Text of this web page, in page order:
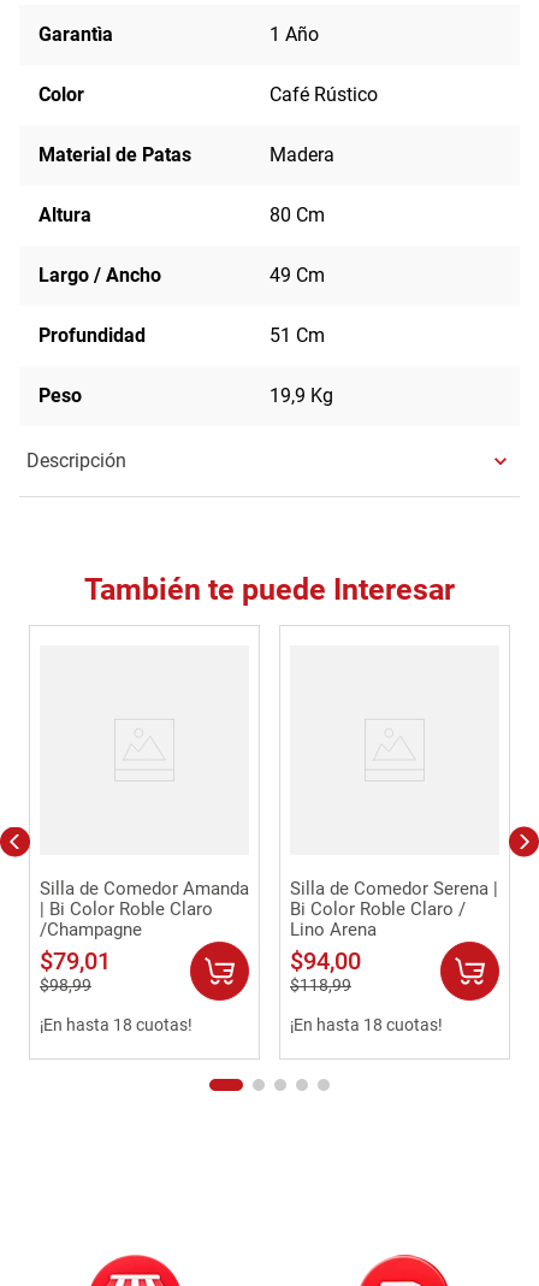
Garantìa 1 Año
Color Café Rústico
Material de Patas Madera
Altura 80 Cm
Largo / Ancho 49 Cm
Profundidad 51 Cm
Peso 19,9 Kg
Descripción
También te puede Interesar
Silla de Comedor Amanda
| Bi Color Roble Claro
/Champagne
$79,01
$98,99
¡En hasta 18 cuotas!
Silla de Comedor Serena |
Bi Color Roble Claro /
Lino Arena
$94,00
$118,99
¡En hasta 18 cuotas!